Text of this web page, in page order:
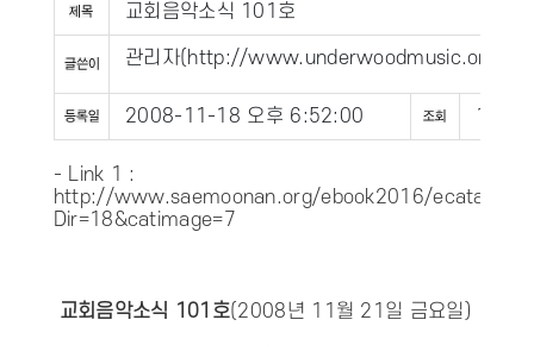
교회음악소식 101호
관리자( http://www.underwoodmusic.org
2008-11-18 오후 6:52:00
- Link 1 :
http://www.saemoonan.org/ebook2016/
Dir=18&catimage=7
교회음악소식 101호(2008년 11월 21일 금요일)